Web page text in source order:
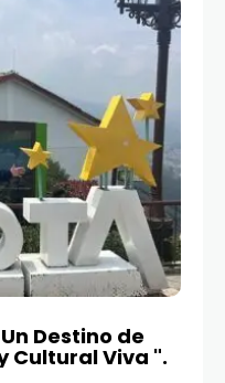
Destino de
Cultural Viva ".